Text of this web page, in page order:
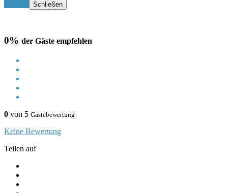
Schließen
0% der Gäste empfehlen
0 von 5 Gästebewertung
Keine Bewertung
Teilen auf